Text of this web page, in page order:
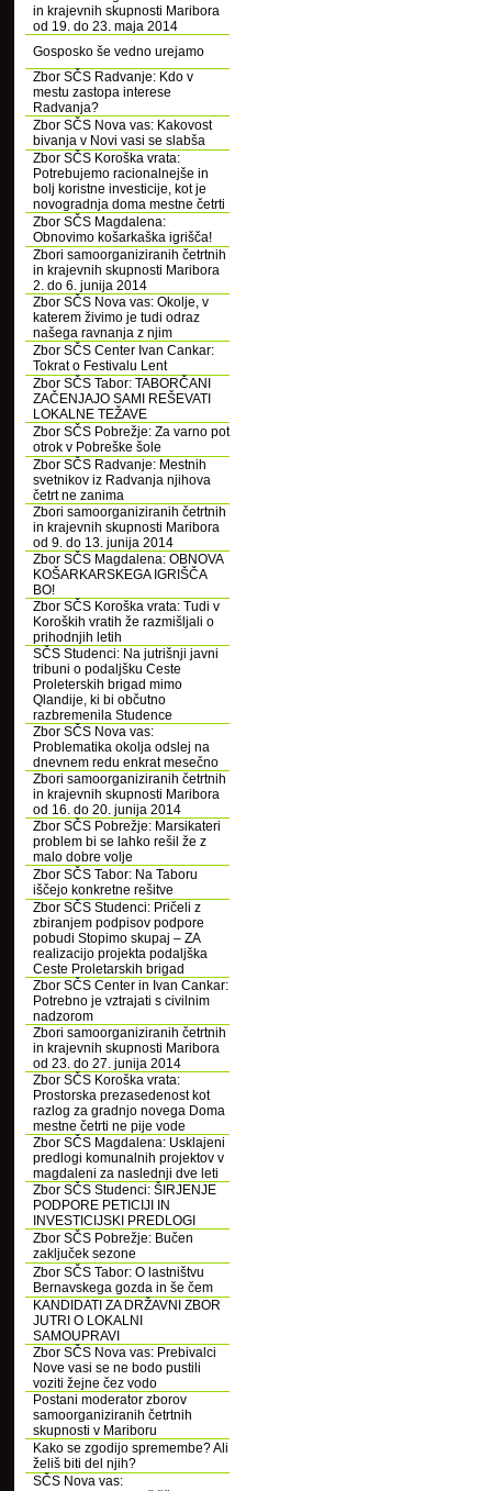
in krajevnih skupnosti Maribora
od 19. do 23. maja 2014
Gosposko še vedno urejamo
Zbor SČS Radvanje: Kdo v
mestu zastopa interese
Radvanja?
Zbor SČS Nova vas: Kakovost
bivanja v Novi vasi se slabša
Zbor SČS Koroška vrata:
Potrebujemo racionalnejše in
bolj koristne investicije, kot je
novogradnja doma mestne četrti
Zbor SČS Magdalena:
Obnovimo košarkaška igrišča!
Zbori samoorganiziranih četrtnih
in krajevnih skupnosti Maribora
2. do 6. junija 2014
Zbor SČS Nova vas: Okolje, v
katerem živimo je tudi odraz
našega ravnanja z njim
Zbor SČS Center Ivan Cankar:
Tokrat o Festivalu Lent
Zbor SČS Tabor: TABORČANI
ZAČENJAJO SAMI REŠEVATI
LOKALNE TEŽAVE
Zbor SČS Pobrežje: Za varno pot
otrok v Pobreške šole
Zbor SČS Radvanje: Mestnih
svetnikov iz Radvanja njihova
četrt ne zanima
Zbori samoorganiziranih četrtnih
in krajevnih skupnosti Maribora
od 9. do 13. junija 2014
Zbor SČS Magdalena: OBNOVA
KOŠARKARSKEGA IGRIŠČA
BO!
Zbor SČS Koroška vrata: Tudi v
Koroških vratih že razmišljali o
prihodnjih letih
SČS Studenci: Na jutrišnji javni
tribuni o podaljšku Ceste
Proleterskih brigad mimo
Qlandije, ki bi občutno
razbremenila Studence
Zbor SČS Nova vas:
Problematika okolja odslej na
dnevnem redu enkrat mesečno
Zbori samoorganiziranih četrtnih
in krajevnih skupnosti Maribora
od 16. do 20. junija 2014
Zbor SČS Pobrežje: Marsikateri
problem bi se lahko rešil že z
malo dobre volje
Zbor SČS Tabor: Na Taboru
iščejo konkretne rešitve
Zbor SČS Studenci: Pričeli z
zbiranjem podpisov podpore
pobudi Stopimo skupaj – ZA
realizacijo projekta podaljška
Ceste Proletarskih brigad
Zbor SČS Center in Ivan Cankar:
Potrebno je vztrajati s civilnim
nadzorom
Zbori samoorganiziranih četrtnih
in krajevnih skupnosti Maribora
od 23. do 27. junija 2014
Zbor SČS Koroška vrata:
Prostorska prezasedenost kot
razlog za gradnjo novega Doma
mestne četrti ne pije vode
Zbor SČS Magdalena: Usklajeni
predlogi komunalnih projektov v
magdaleni za naslednji dve leti
Zbor SČS Studenci: ŠIRJENJE
PODPORE PETICIJI IN
INVESTICIJSKI PREDLOGI
Zbor SČS Pobrežje: Bučen
zaključek sezone
Zbor SČS Tabor: O lastništvu
Bernavskega gozda in še čem
KANDIDATI ZA DRŽAVNI ZBOR
JUTRI O LOKALNI
SAMOUPRAVI
Zbor SČS Nova vas: Prebivalci
Nove vasi se ne bodo pustili
voziti žejne čez vodo
Postani moderator zborov
samoorganiziranih četrtnih
skupnosti v Mariboru
Kako se zgodijo spremembe? Ali
želiš biti del njih?
SČS Nova vas: